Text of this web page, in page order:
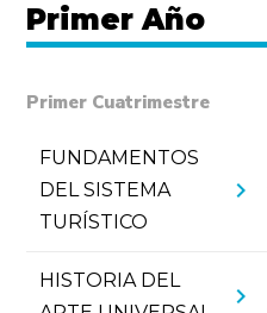
Primer Año
Primer Cuatrimestre
FUNDAMENTOS
DEL SISTEMA
TURÍSTICO
chevron_right
HISTORIA DEL
chevron_right